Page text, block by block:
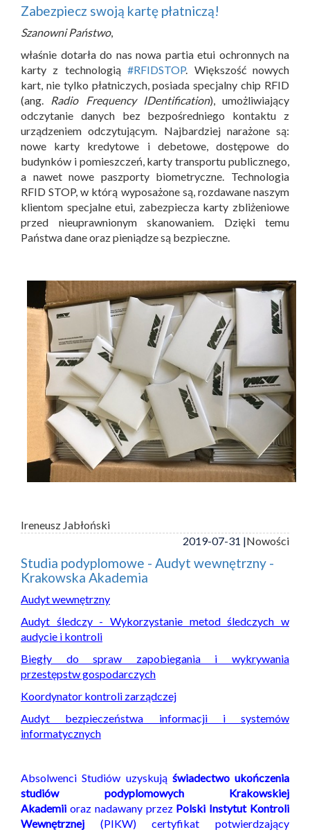
Zabezpiecz swoją kartę płatniczą!
Szanowni Państwo,
właśnie dotarła do nas nowa partia etui ochronnych na
karty z technologią#RFIDSTOP. Większość nowych
kart, nie tylko płatniczych, posiada specjalny chip RFID
(ang. Radio Frequency IDentification), umożliwiający
odczytanie danych bez bezpośredniego kontaktu z
urządzeniem odczytującym. Najbardziej narażone są:
nowe karty kredytowe i debetowe, dostępowe do
budynków i pomieszczeń, karty transportu publicznego,
a nawet nowe paszporty biometryczne. Technologia
RFID STOP, w którą wyposażone są, rozdawane naszym
klientom specjalne etui, zabezpiecza karty zbliżeniowe
przed nieuprawnionym skanowaniem. Dzięki temu
Państwa dane oraz pieniądze są bezpieczne.
Ireneusz Jabłoński
2019-07-31 |Nowości
Studia podyplomowe - Audyt wewnętrzny -
Krakowska Akademia
Audyt wewnętrzny
Audyt śledczy - Wykorzystanie metod śledczych w
audycie i kontroli
Biegły do spraw zapobiegania i wykrywania
przestępstw gospodarczych
Koordynator kontroli zarządczej
Audyt bezpieczeństwa informacji i systemów
informatycznych
Absolwenci Studiów uzyskują świadectwo ukończenia
studiów podyplomowych Krakowskiej
Akademii oraz nadawany przez Polski Instytut Kontroli
Wewnętrznej (PIKW) certyfikat potwierdzający